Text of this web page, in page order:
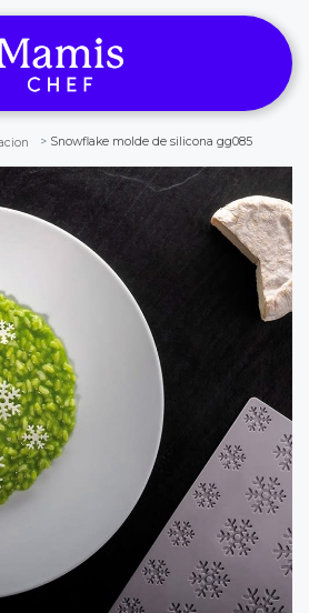
Snowflake molde de silicona gg085